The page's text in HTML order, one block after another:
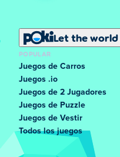
Let the
POPULAR
Juegos de Carros
Juegos .io
Juegos de 2 Jugadores
Juegos de Puzzle
Juegos de Vestir
Todos los juegos